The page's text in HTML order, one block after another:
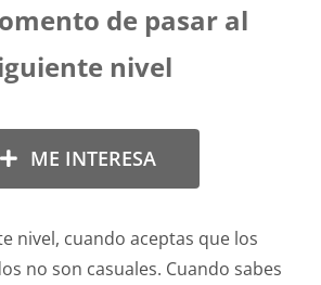
de pasar al
nivel
ME INTERESA
nivel, cuando aceptas que los
no son casuales. Cuando sabes